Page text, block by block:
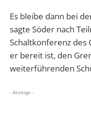
Es bleibe dann bei
sagte Söder nach
Schaltkonferenz des
er bereit ist, den
weiterführenden
- Anzeige -